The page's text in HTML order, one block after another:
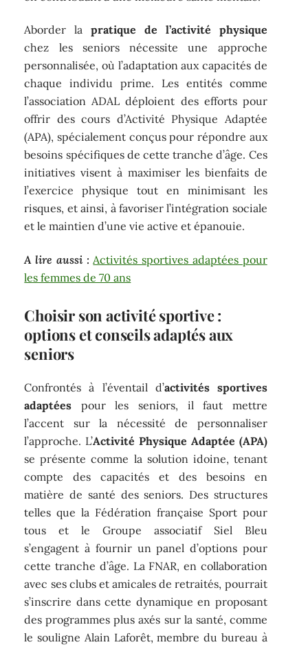
Aborder lapratique de l’activité physique
chez les seniors nécessite une approche
personnalisée, où l’adaptation aux capacités de
chaque individu prime. Les entités comme
l’association ADAL déploient des efforts pour
offrir des cours d’Activité Physique Adaptée
(APA), spécialement conçus pour répondre aux
besoins spécifiques de cette tranche d’âge. Ces
initiatives visent à maximiser les bienfaits de
l’exercice physique tout en minimisant les
risques, et ainsi, à favoriser l’intégration sociale
et le maintien d’une vie active et épanouie.
A lire aussi : Activités sportives adaptées pour
les femmes de 70 ans
Choisir son activité sportive :
options et conseils adaptés aux
seniors
Confrontés à l’éventail d’activités sportives
adaptées pour les seniors, il faut mettre
l’accent sur la nécessité de personnaliser
l’approche. L’Activité Physique Adaptée (APA)
se présente comme la solution idoine, tenant
compte des capacités et des besoins en
matière de santé des seniors. Des structures
telles que la Fédération française Sport pour
tous et le Groupe associatif Siel Bleu
s’engagent à fournir un panel d’options pour
cette tranche d’âge. La FNAR, en collaboration
avec ses clubs et amicales de retraités, pourrait
s’inscrire dans cette dynamique en proposant
des programmes plus axés sur la santé, comme
le souligne Alain Laforêt, membre du bureau à